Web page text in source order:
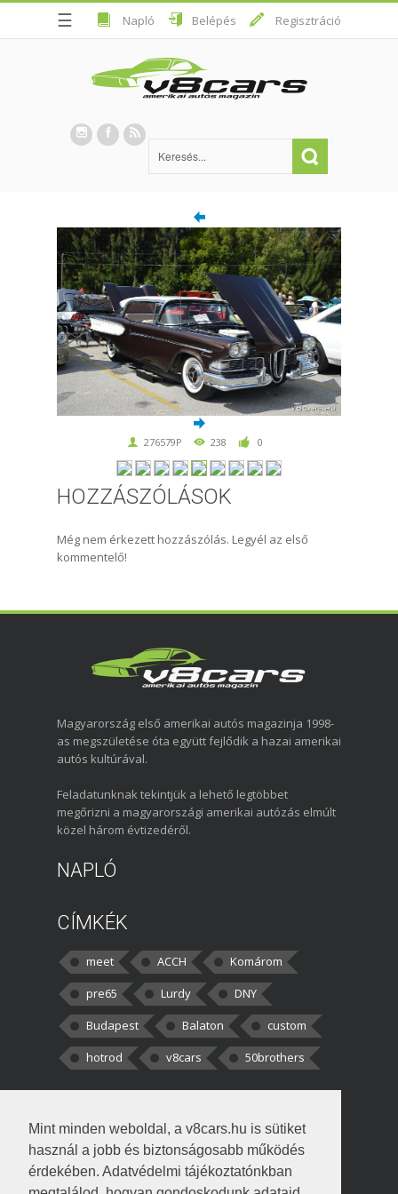
Mint minden weboldal, a v8cars.hu is sütiket
használ a jobb és biztonságosabb működés
érdekében. Adatvédelmi tájékoztatónkban
☰ Napló Belépés Regisztráció
276579P 238 0
HOZZÁSZÓLÁSOK
Még nem érkezett hozzászólás. Legyél az első
kommentelő!
Magyarország első amerikai autós magazinja 1998-
as megszületése óta együtt fejlődik a hazai amerikai
autós kultúrával.
Feladatunknak tekintjük a lehető legtöbbet
megőrizni a magyarországi amerikai autózás elmúlt
közel három évtizedéről.
NAPLÓ
CÍMKÉK
meet ACCH
Komárom
pre65
Lurdy
DNY
Budapest
Balaton
custom
hotrod
v8cars 50brothers
kortisz:Elszúrtam! Én csak két
darabbaal számoltam. Nem tudtam, hogy fél autót,